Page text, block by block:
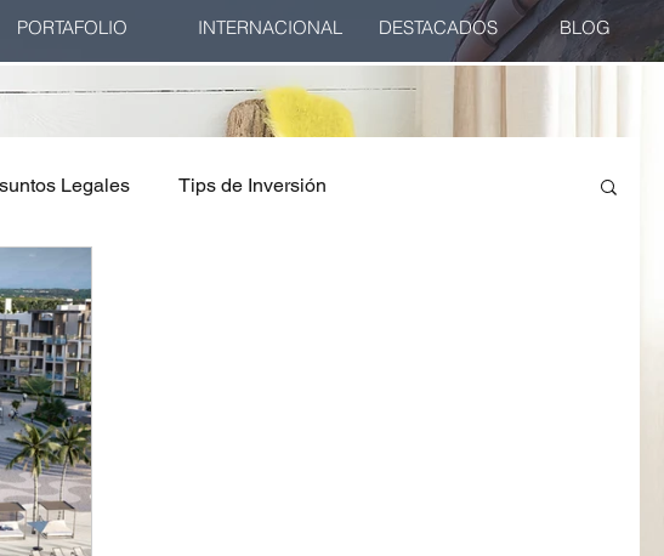
PORTAFOLIO INTERNACIONAL DESTACADOS BLOG
Legales Tips de Inversión